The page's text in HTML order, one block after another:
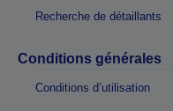
Recherche de détaillants
Conditions générales
Conditions d’utilisation